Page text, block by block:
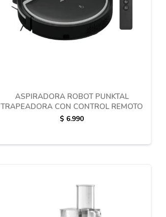
ASPIRADORA ROBOT PUNKTAL
TRAPEADORA CON CONTROL REMOTO
$ 6.990